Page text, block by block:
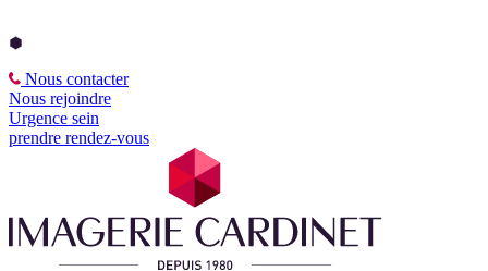
Nous contacter
Nous rejoindre
Urgence sein
prendre rendez-vous